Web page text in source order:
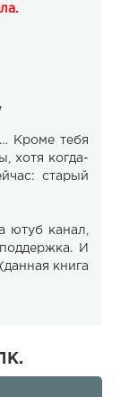
Кроме тебя
хотя когда-
старый
ютуб канал,
И
книга